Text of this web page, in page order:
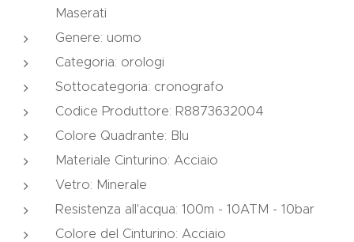
Maserati
Genere: uomo
Categoria: orologi
Sottocategoria: cronografo
Codice Produttore: R8873632004
Colore Quadrante: Blu
Materiale Cinturino: Acciaio
Vetro: Minerale
Resistenza all'acqua: 100m - 10ATM - 10bar
Colore del Cinturino: Acciaio